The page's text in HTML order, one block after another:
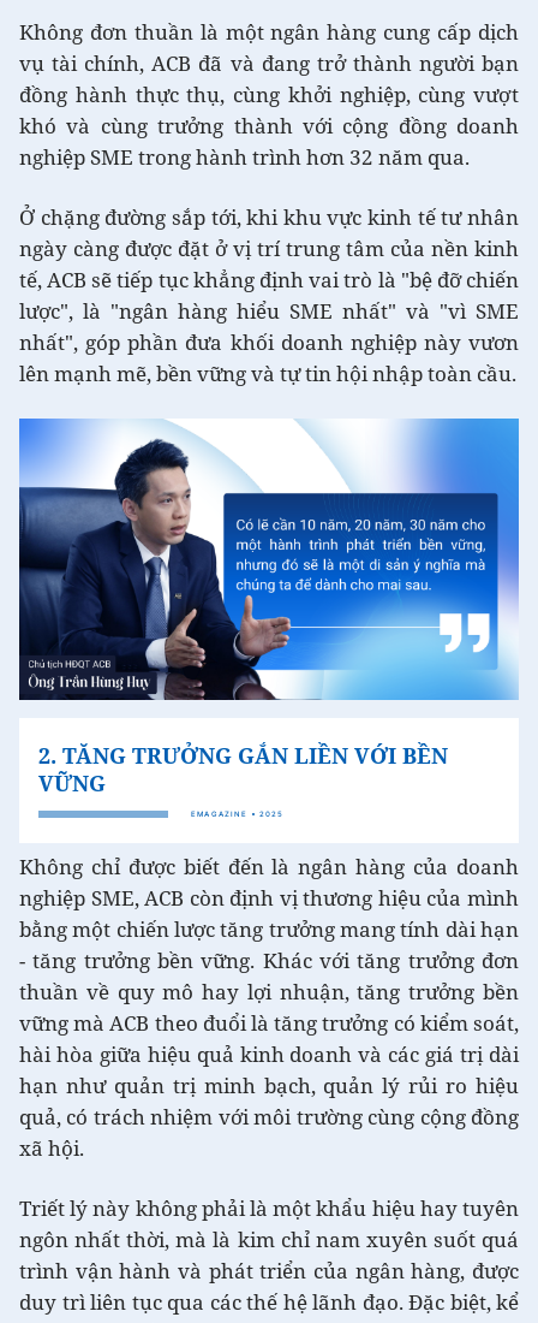
Không đơn thuần là một ngân hàng cung cấp dịch
vụ tài chính, ACB đã và đang trở thành người bạn
đồng hành thực thụ, cùng khởi nghiệp, cùng vượt
khó và cùng trưởng thành với cộng đồng doanh
nghiệp SME trong hành trình hơn 32 năm qua.
Ở chặng đường sắp tới, khi khu vực kinh tế tư nhân
ngày càng được đặt ở vị trí trung tâm của nền kinh
tế, ACB sẽ tiếp tục khẳng định vai trò là "bệ đỡ chiến
lược", là "ngân hàng hiểu SME nhất" và "vì SME
nhất", góp phần đưa khối doanh nghiệp này vươn
lên mạnh mẽ, bền vững và tự tin hội nhập toàn cầu.
Không chỉ được biết đến là ngân hàng của doanh
nghiệp SME, ACB còn định vị thương hiệu của mình
bằng một chiến lược tăng trưởng mang tính dài hạn
- tăng trưởng bền vững. Khác với tăng trưởng đơn
thuần về quy mô hay lợi nhuận, tăng trưởng bền
vững mà ACB theo đuổi là tăng trưởng có kiểm soát,
hài hòa giữa hiệu quả kinh doanh và các giá trị dài
hạn như quản trị minh bạch, quản lý rủi ro hiệu
quả, có trách nhiệm với môi trường cùng cộng đồng
xã hội.
Triết lý này không phải là một khẩu hiệu hay tuyên
ngôn nhất thời, mà là kim chỉ nam xuyên suốt quá
trình vận hành và phát triển của ngân hàng, được
duy trì liên tục qua các thế hệ lãnh đạo. Đặc biệt, kể